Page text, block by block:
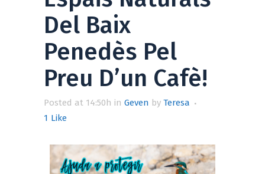
Del Baix
Penedès Pel
Preu D’un Cafè!
Posted at 14:50h in Geven by Teresa
1 Like